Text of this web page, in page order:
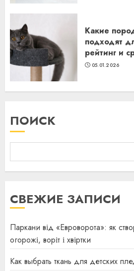
Какие
подходят
рейтинг и
05.01.2026
ПОИСК
СВЕЖИЕ ЗАПИСИ
Паркани від «Евроворота»: як
огорожі, воріт і хвіртки
Как выбрать ткань для детских